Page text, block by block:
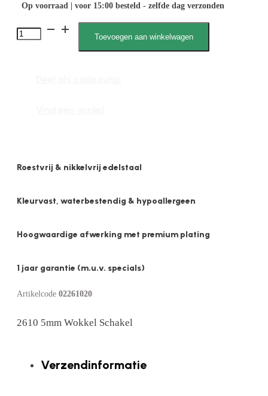
Op voorraad | voor 15:00 besteld - zelfde dag verzonden
2610
Toevoegen aan winkelwagen
Roestvrij & nikkelvrij edelstaal
Kleurvast, waterbestendig & hypoallergeen
Hoogwaardige afwerking met premium plating
1 jaar garantie (m.u.v. specials)
Artikelcode 02261020
2610 5mm Wokkel Schakel
Verzendinformatie